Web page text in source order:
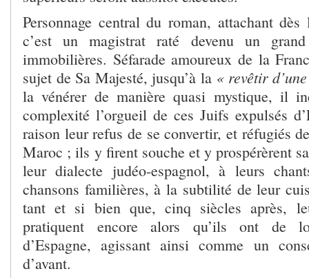
Personnage central du roman, attachant dès
c’est un magistrat raté devenu un grand
immobilières. Séfarade amoureux de la
sujet de Sa Majesté, jusqu’à la « revêtir
la vénérer de manière quasi mystique, il
complexité l’orgueil de ces Juifs expulsés
raison leur refus de se convertir, et réfugiés
Maroc ; ils y firent souche et y prospérèrent
leur dialecte judéo-espagnol, à leurs
chansons familières, à la subtilité de leur
tant et si bien que, cinq siècles après,
pratiquent encore alors qu’ils ont de
d’Espagne, agissant ainsi comme un
d’avant.